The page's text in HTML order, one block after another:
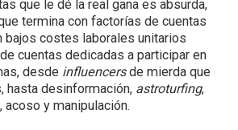
que le dé la real gana es absurda,
termina con factorías de cuentas
bajos costes laborales unitarios
cuentas dedicadas a participar en
desde influencersde mierda que
hasta desinformación, astroturfing,
y manipulación.